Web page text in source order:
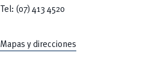
Tel: (07) 413 4520
Mapas y direcciones